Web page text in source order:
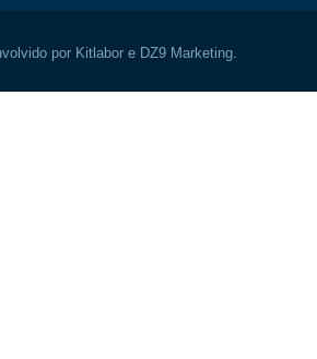
por Kitlabor e DZ9 Marketing.